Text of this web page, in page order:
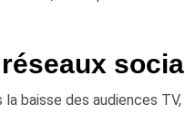
baisse des audiences TV,